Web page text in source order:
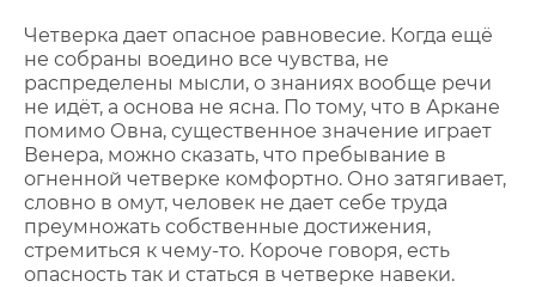
Четверка дает опасное равновесие. Когда ещё
не собраны воедино все чувства, не
распределены мысли, о знаниях вообще речи
не идёт, а основа не ясна. По тому, что в Аркане
помимо Овна, существенное значение играет
Венера, можно сказать, что пребывание в
огненной четверке комфортно. Оно затягивает,
словно в омут, человек не дает себе труда
преумножать собственные достижения,
стремиться к чему-то. Короче говоря, есть
опасность так и статься в четверке навеки.